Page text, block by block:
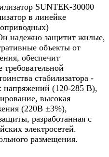
SUNTEK-30000
в линейке
надежно защитит жилые,
объекты от
обеспечит
стабилизатора -
напряжений (120-285 В),
высокая
(220В ±3%),
разработанная с
электросетей.
размещения.